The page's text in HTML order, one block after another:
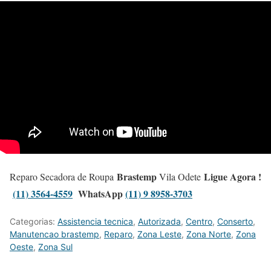
Reparo Secadora de Roupa BrastempVila Odete Ligue Agora !
(11) 3564-4559 WhatsApp(11) 9 8958-3703
Categorias: Assistencia tecnica, Autorizada, Centro, Conserto,
Manutencao brastemp, Reparo, Zona Leste, Zona Norte, Zona
Oeste, Zona Sul